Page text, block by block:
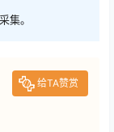
集。
给TA赞赏